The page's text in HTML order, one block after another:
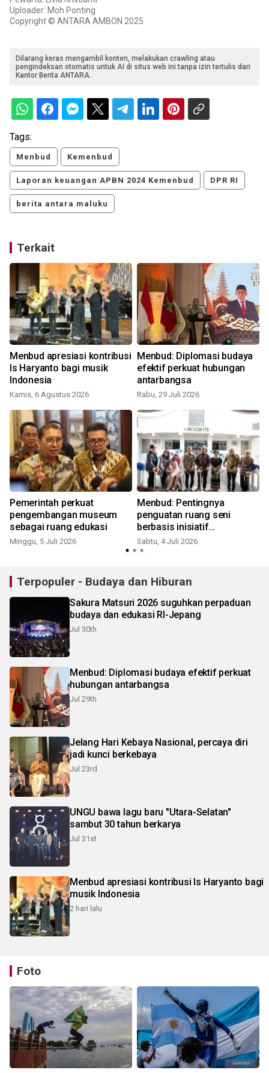
Uploader: Moh Ponting
Copyright © ANTARA AMBON 2025
Dilarang keras mengambil konten, melakukan crawling atau
pengindeksan otomatis untuk AI di situs web ini tanpa izin tertulis dari
Kantor Berita ANTARA.
Tags:
Menbud Kemenbud
Laporan keuangan APBN 2024 Kemenbud DPR RI
berita antara maluku
Terkait
Menbud apresiasi kontribusi
Is Haryanto bagi musik
Indonesia
Kamis, 6 Agustus 2026
Menbud: Diplomasi budaya
efektif perkuat hubungan
antarbangsa
Rabu, 29 Juli 2026
Pemerintah perkuat
pengembangan museum
sebagai ruang edukasi
Minggu, 5 Juli 2026
Menbud: Pentingnya
penguatan ruang seni
berbasis inisiatif
masyarakat
Sabtu, 4 Juli 2026
Terpopuler - Budaya dan Hiburan
Sakura Matsuri 2026 suguhkan perpaduan
budaya dan edukasi RI-Jepang
Jul 30th
Menbud: Diplomasi budaya efektif perkuat
hubungan antarbangsa
Jul 29th
Jelang Hari Kebaya Nasional, percaya diri
jadi kunci berkebaya
Jul 23rd
UNGU bawa lagu baru "Utara-Selatan"
sambut 30 tahun berkarya
Jul 31st
Menbud apresiasi kontribusi Is Haryanto bagi
musik Indonesia
2 hari lalu
Foto